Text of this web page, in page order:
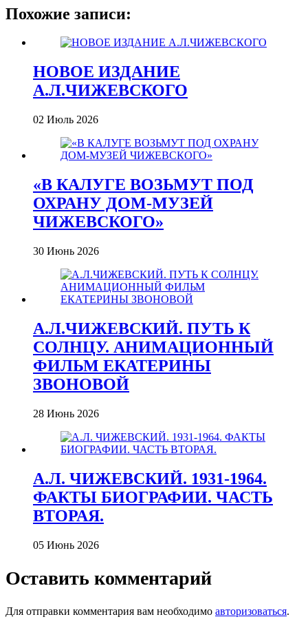
Похожие записи:
НОВОЕ ИЗДАНИЕ
А.Л.ЧИЖЕВСКОГО
02 Июль 2026
«В КАЛУГЕ ВОЗЬМУТ ПОД
ОХРАНУ ДОМ-МУЗЕЙ
ЧИЖЕВСКОГО»
30 Июнь 2026
А.Л.ЧИЖЕВСКИЙ. ПУТЬ К
СОЛНЦУ. АНИМАЦИОННЫЙ
ФИЛЬМ ЕКАТЕРИНЫ
ЗВОНОВОЙ
28 Июнь 2026
А.Л. ЧИЖЕВСКИЙ. 1931-1964.
ФАКТЫ БИОГРАФИИ. ЧАСТЬ
ВТОРАЯ.
05 Июнь 2026
Оставить комментарий
Для отправки комментария вам необходимо авторизоваться.